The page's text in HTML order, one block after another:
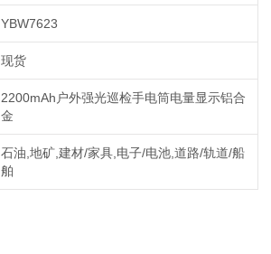
YBW7623
现货
2200mAh户外强光巡检手电筒电量显示铝合
金
石油,地矿,建材/家具,电子/电池,道路/轨道/船
舶